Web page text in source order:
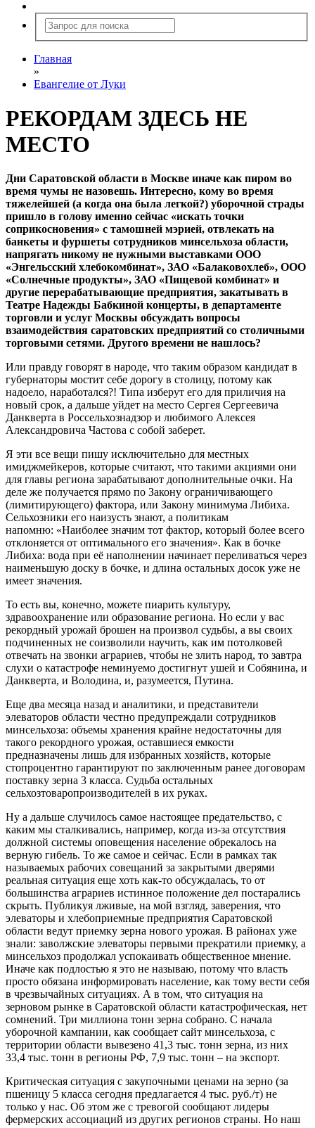
Главная
»
Евангелие от Луки
РЕКОРДАМ ЗДЕСЬ НЕ
МЕСТО
Дни Саратовской области в Москве иначе как пиром во
время чумы не назовешь. Интересно, кому во время
тяжелейшей (а когда она была легкой?) уборочной страды
пришло в голову именно сейчас «искать точки
соприкосновения» с тамошней мэрией, отвлекать на
банкеты и фуршеты сотрудников минсельхоза области,
напрягать никому не нужными выставками ООО
«Энгельсский хлебокомбинат», ЗАО «Балаковохлеб», ООО
«Солнечные продукты», ЗАО «Пищевой комбинат» и
другие перерабатывающие предприятия, закатывать в
Театре Надежды Бабкиной концерты, в департаменте
торговли и услуг Москвы обсуждать вопросы
взаимодействия саратовских предприятий со столичными
торговыми сетями. Другого времени не нашлось?
Или правду говорят в народе, что таким образом кандидат в
губернаторы мостит себе дорогу в столицу, потому как
надоело, наработался?! Типа изберут его для приличия на
новый срок, а дальше уйдет на место Сергея Сергеевича
Данкверта в Россельхознадзор и любимого Алексея
Александровича Частова с собой заберет.
Я эти все вещи пишу исключительно для местных
имиджмейкеров, которые считают, что такими акциями они
для главы региона зарабатывают дополнительные очки. На
деле же получается прямо по Закону ограничивающего
(лимитирующего) фактора, или Закону минимума Либиха.
Сельхозники его наизусть знают, а политикам
напомню: «Наиболее значим тот фактор, который более всего
отклоняется от оптимального его значения». Как в бочке
Либиха: вода при её наполнении начинает переливаться через
наименьшую доску в бочке, и длина остальных досок уже не
имеет значения.
То есть вы, конечно, можете пиарить культуру,
здравоохранение или образование региона. Но если у вас
рекордный урожай брошен на произвол судьбы, а вы своих
подчиненных не соизволили научить, как им потолковей
отвечать на звонки аграриев, чтобы не злить народ, то завтра
слухи о катастрофе неминуемо достигнут ушей и Собянина, и
Данкверта, и Володина, и, разумеется, Путина.
Еще два месяца назад и аналитики, и представители
элеваторов области честно предупреждали сотрудников
минсельхоза: объемы хранения крайне недостаточны для
такого рекордного урожая, оставшиеся емкости
предназначены лишь для избранных хозяйств, которые
стопроцентно гарантируют по заключенным ранее договорам
поставку зерна 3 класса. Судьба остальных
сельхозтоваропроизводителей в их руках.
Ну а дальше случилось самое настоящее предательство, с
каким мы сталкивались, например, когда из-за отсутствия
должной системы оповещения население обрекалось на
верную гибель. То же самое и сейчас. Если в рамках так
называемых рабочих совещаний за закрытыми дверями
реальная ситуация еще хоть как-то обсуждалась, то от
большинства аграриев истинное положение дел постарались
скрыть. Публикуя лживые, на мой взгляд, заверения, что
элеваторы и хлебоприемные предприятия Саратовской
области ведут приемку зерна нового урожая. В районах уже
знали: заволжские элеваторы первыми прекратили приемку, а
минсельхоз продолжал успокаивать общественное мнение.
Иначе как подлостью я это не называю, потому что власть
просто обязана информировать население, как тому вести себя
в чрезвычайных ситуациях. А в том, что ситуация на
зерновом рынке в Саратовской области катастрофическая, нет
сомнений. Три миллиона тонн зерна собрано. С начала
уборочной кампании, как сообщает сайт минсельхоза, с
территории области вывезено 41,3 тыс. тонн зерна, из них
33,4 тыс. тонн в регионы РФ, 7,9 тыс. тонн – на экспорт.
Критическая ситуация с закупочными ценами на зерно (за
пшеницу 5 класса сегодня предлагается 4 тыс. руб./т) не
только у нас. Об этом же с тревогой сообщают лидеры
фермерских ассоциаций из других регионов страны. Но наш